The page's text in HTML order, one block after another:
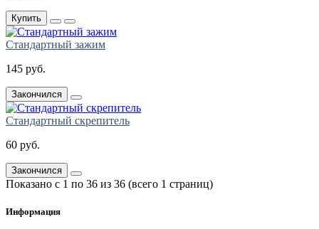
Купить
Стандартный зажим
145 руб.
Закончился
Стандартный скрепитель
60 руб.
Закончился
Показано с 1 по 36 из 36 (всего 1 страниц)
Информация